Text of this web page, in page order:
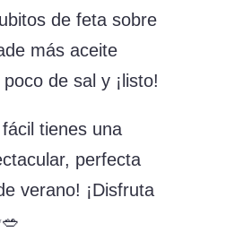
de feta sobre
más aceite
de sal y ¡listo!
tienes una
perfecta
verano! ¡Disfruta